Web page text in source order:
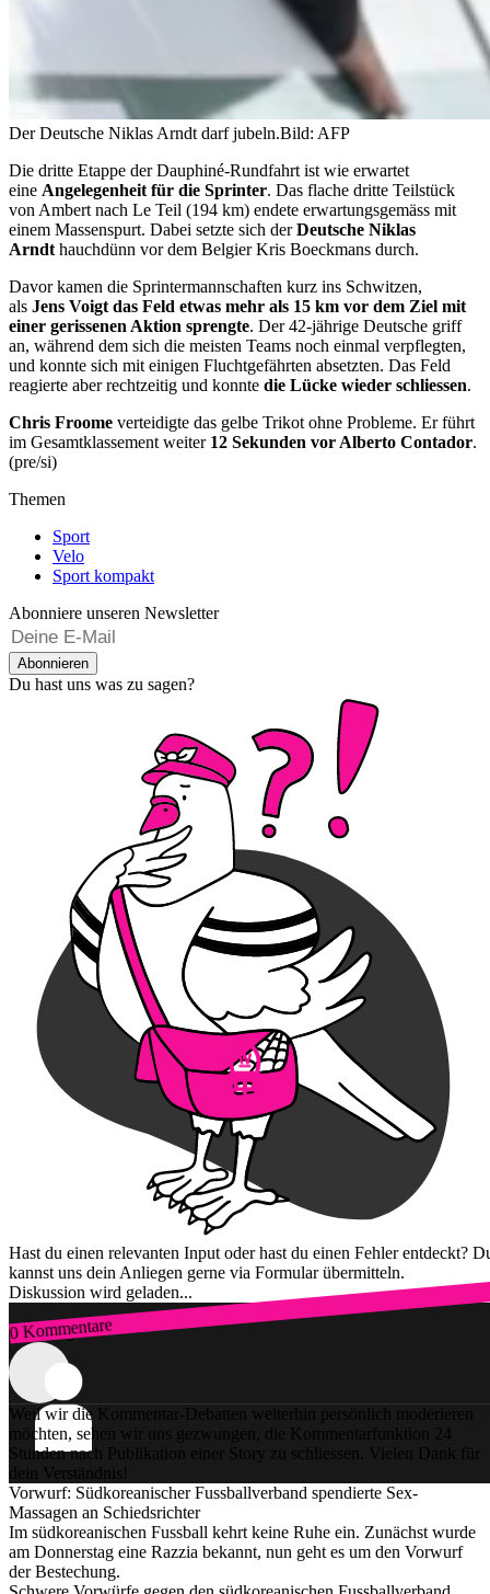
Der Deutsche Niklas Arndt darf jubeln.Bild: AFP
Die dritte Etappe der Dauphiné-Rundfahrt ist wie erwartet
eine Angelegenheit für die Sprinter. Das flache dritte Teilstück
von Ambert nach Le Teil (194 km) endete erwartungsgemäss mit
einem Massenspurt. Dabei setzte sich derDeutsche Niklas
Arndt hauchdünn vor dem Belgier Kris Boeckmans durch.
Davor kamen die Sprintermannschaften kurz ins Schwitzen,
als Jens Voigt das Feld etwas mehr als 15 km vor dem Ziel mit
einer gerissenen Aktion sprengte. Der 42-jährige Deutsche griff
an, während dem sich die meisten Teams noch einmal verpflegten,
und konnte sich mit einigen Fluchtgefährten absetzten. Das Feld
reagierte aber rechtzeitig und konnte die Lücke wieder schliessen.
Chris Froome verteidigte das gelbe Trikot ohne Probleme. Er führt
im Gesamtklassement weiter 12 Sekunden vor Alberto Contador.
(pre/si)
Themen
Sport
Velo
Sport kompakt
Abonniere unseren Newsletter
Abonnieren
Du hast uns was zu sagen?
Hast du einen relevanten Input oder hast du einen Fehler entdeckt?
kannst uns dein Anliegen gerne via Formular übermitteln.
Diskussion wird geladen...
0 Kommentare
Zum Login
Weil wir die Kommentar-Debatten weiterhin persönlich moderieren
möchten, sehen wir uns gezwungen, die Kommentarfunktion 24
Stunden nach Publikation einer Story zu schliessen. Vielen Dank für
dein Verständnis!
Vorwurf: Südkoreanischer Fussballverband spendierte Sex-
Massagen an Schiedsrichter
Im südkoreanischen Fussball kehrt keine Ruhe ein. Zunächst wurde
am Donnerstag eine Razzia bekannt, nun geht es um den Vorwurf
der Bestechung.